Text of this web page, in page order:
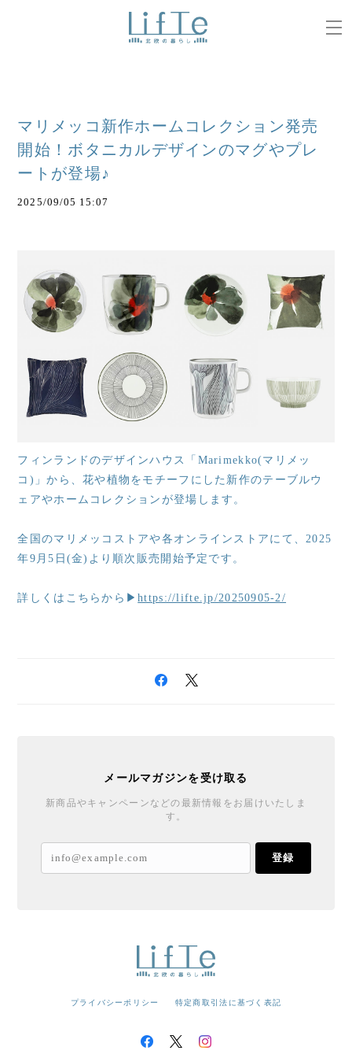
マリメッコ新作ホームコレクション発売
開始！ボタニカルデザインのマグやプレ
ートが登場♪
2025/09/05 15:07
フィンランドのデザインハウス「Marimekko(マリメッ
コ)」から、花や植物をモチーフにした新作のテーブルウ
ェアやホームコレクションが登場します。
全国のマリメッコストアや各オンラインストアにて、2025
年9月5日(金)より順次販売開始予定です。
詳しくはこちらから▶https://lifte.jp/20250905-2/
メールマガジンを受け取る
新商品やキャンペーンなどの最新情報をお届けいたしま
す。
登録
プライバシーポリシー 特定商取引法に基づく表記